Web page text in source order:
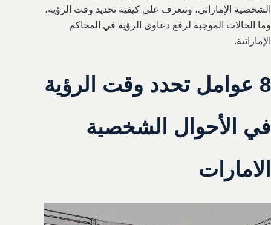
الشخصية الإماراتي، ونتعرف على كيفية تحديد وقت الرؤية،
وما الحالات الموجبة لرفع دعاوى الرؤية في المحاكم
الإماراتية.
8 عوامل تحدد وقت الرؤية
في الأحوال الشخصية
الامارات